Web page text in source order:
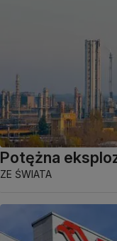
Potężna
ZE ŚWIATA